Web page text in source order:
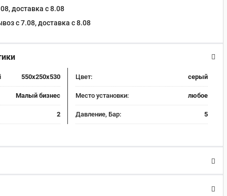
доставка c 8.08
с 7.08, доставка c 8.08
i 550x250x530 Цвет: серый
Малый бизнес Место установки: любое
2 Давление, Бар: 5